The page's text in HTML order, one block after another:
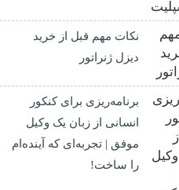
نکات مهم قبل از خرید
دیزل ژنراتور
برنامه‌ریزی برای کنکور
انسانی از زبان یک وکیل
موفق | تجربه‌ای که آینده‌ام
را ساخت!